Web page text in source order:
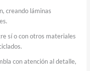
creando láminas
sí o con otros materiales
con atención al detalle,